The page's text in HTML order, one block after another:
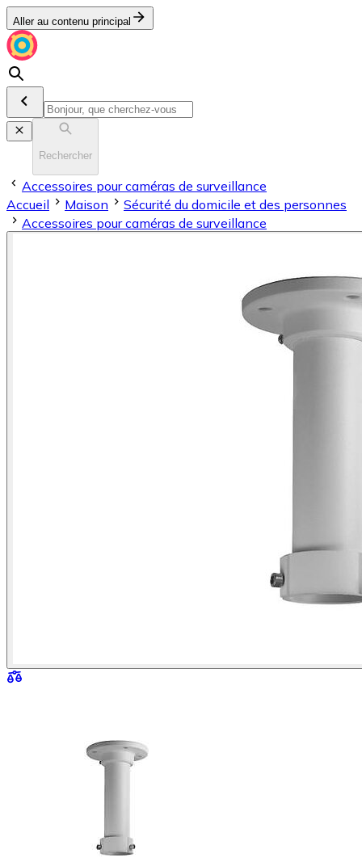
Aller au contenu principal
Rechercher
Accessoires pour caméras de surveillance
Accueil
Maison
Sécurité du domicile et des personnes
Accessoires pour caméras de surveillance